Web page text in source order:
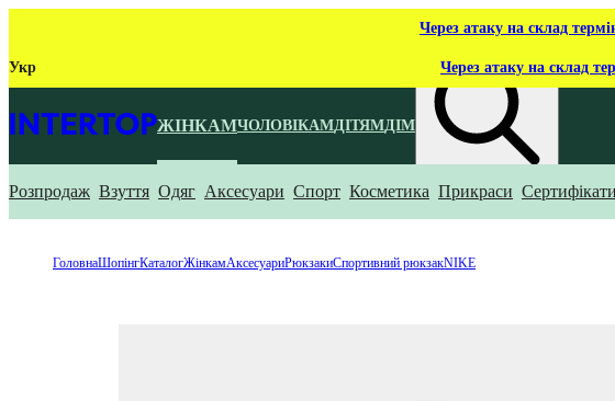
Через атаку на склад
Укр Через атаку на склад
ЖІНКАМЧОЛОВІКАМДІТЯМДІМ
Що ти шукаєш?
Розпродаж Взуття Одяг Аксесуари Спорт Косметика Прикраси Сертифікати
ГоловнаШопінгКаталогЖінкамАксесуариРюкзакиСпортивний рюкзакNIKE